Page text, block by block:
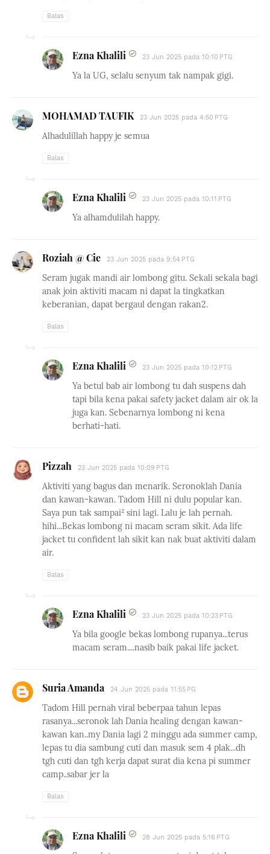
Balas
Ezna Khalili 23 Jun 2025 pada 10:10 PTG
Ya la UG, selalu senyum tak nampak gigi.
MOHAMAD TAUFIK 23 Jun 2025 pada 4:50 PTG
Alhadulillah happy je semua
Balas
Ezna Khalili 23 Jun 2025 pada 10:11 PTG
Ya alhamdulilah happy.
Roziah @ Cie 23 Jun 2025 pada 9:54 PTG
Seram jugak mandi air lombong gitu. Sekali sekala bagi
anak join aktiviti macam ni dapat la tingkatkan
keberanian, dapat bergaul dengan rakan2.
Balas
Ezna Khalili 23 Jun 2025 pada 10:12 PTG
Ya betul bab air lombong tu dah suspens dah
tapi bila kena pakai safety jacket dalam air ok la
juga kan. Sebenarnya lombong ni kena
berhati-hati.
Pizzah 23 Jun 2025 pada 10:09 PTG
Aktiviti yang bagus dan menarik. Seronoklah Dania
dan kawan-kawan. Tadom Hill ni dulu popular kan.
Saya pun tak sampai² sini lagi. Lalu je lah pernah.
hihi...Bekas lombong ni macam seram sikit. Ada life
jacket tu confident lah sikit kan nak buat aktiviti dalam
air.
Balas
Ezna Khalili 23 Jun 2025 pada 10:23 PTG
Ya bila google bekas lombong rupanya...terus
macam seram....nasib baik pakai life jacket.
Suria Amanda 24 Jun 2025 pada 11:55 PG
Tadom Hill pernah viral beberpaa tahun lepas
rasanya...seronok lah Dania healing dengan kawan-
kawan kan..my Dania lagi 2 minggu ada summer camp,
lepas tu dia sambung cuti dan masuk sem 4 plak...dh
tgh cuti dan tgh kerja dapat surat dia kena pi summer
camp..sabar jer la
Balas
Ezna Khalili 28 Jun 2025 pada 5:16 PTG